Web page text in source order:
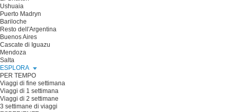
Ushuaia
Puerto Madryn
Bariloche
Resto dell'Argentina
Buenos Aires
Cascate di Iguazu
Mendoza
Salta
ESPLORA
PER TEMPO
Viaggi di fine settimana
Viaggi di 1 settimana
Viaggi di 2 settimane
3 settimane di viaggi